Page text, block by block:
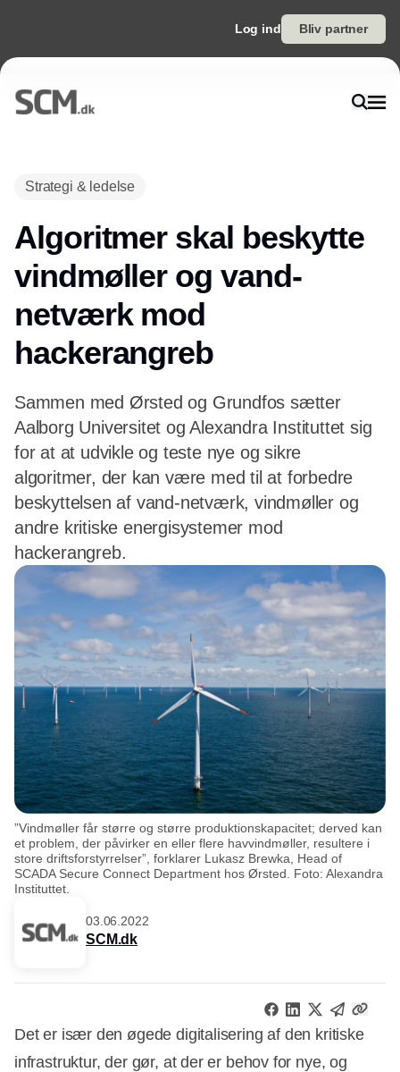
Log ind Bliv partner
Strategi & ledelse
Algoritmer skal beskytte
vindmøller og vand-
netværk mod
hackerangreb
Sammen med Ørsted og Grundfos sætter
Aalborg Universitet og Alexandra Instituttet sig
for at at udvikle og teste nye og sikre
algoritmer, der kan være med til at forbedre
beskyttelsen af vand-netværk, vindmøller og
andre kritiske energisystemer mod
hackerangreb.
”Vindmøller får større og større produktionskapacitet; derved kan
et problem, der påvirker en eller flere havvindmøller, resultere i
store driftsforstyrrelser”, forklarer Lukasz Brewka, Head of
SCADA Secure Connect Department hos Ørsted. Foto: Alexandra
Instituttet.
03.06.2022
SCM.dk
Det er især den øgede digitalisering af den kritiske
infrastruktur, der gør, at der er behov for nye, og